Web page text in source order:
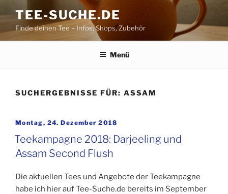
Inhalt
springen
TEE-SUCHE.DE
Finde deinen Tee – Infos, Shops, Zubehör
Menü
SUCHERGEBNISSE FÜR:ASSAM
Veröffentlicht
Montag, 24. Dezember 2018
Teekampagne 2018: Darjeeling und
Assam Second Flush
Die aktuellen Tees und Angebote der Teekampagne
habe ich hier auf Tee-Suche.de bereits im September